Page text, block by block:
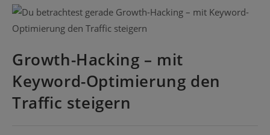
Growth-Hacking – mit
Keyword-Optimierung den
Traffic steigern